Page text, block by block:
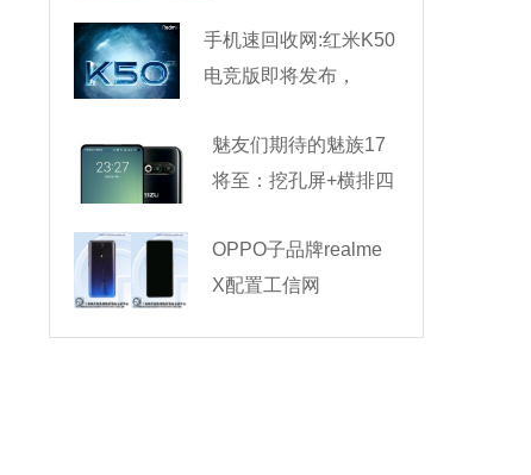
手机速回收网:红米K50
电竞版即将发布，
魅友们期待的魅族17
将至：挖孔屏+横排四
OPPO子品牌realme
X配置工信网